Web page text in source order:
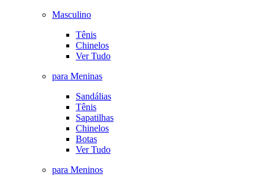
Masculino
Tênis
Chinelos
Ver Tudo
para Meninas
Sandálias
Tênis
Sapatilhas
Chinelos
Botas
Ver Tudo
para Meninos